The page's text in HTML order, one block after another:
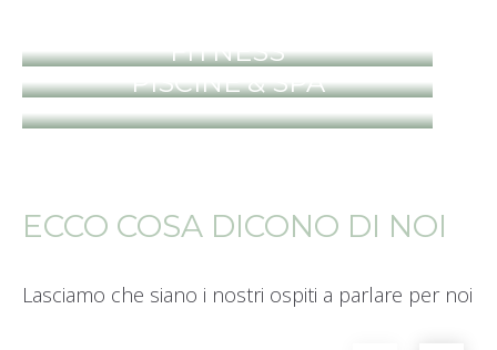
FITNESS
PISCINE & SPA
ECCO COSA DICONO DI NOI
Lasciamo che siano i nostri ospiti a parlare per noi